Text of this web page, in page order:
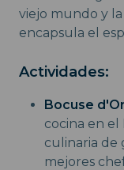
viejo mundo y
encapsula el
Actividades:
Bocuse d'Or
cocina en el
culinaria de
mejores